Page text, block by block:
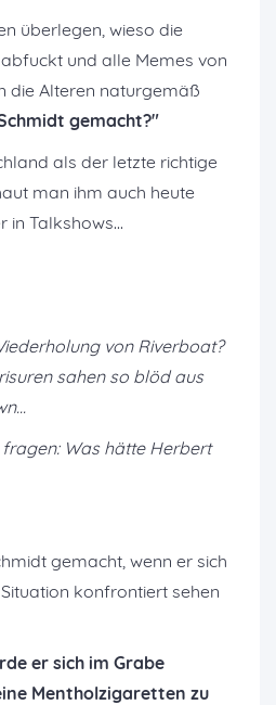
überlegen, wieso die
und alle Memes von
die Alteren naturgemäß
gemacht?"
als der letzte richtige
man ihm auch heute
in Talkshows...
von Riverboat?
sahen so blöd aus
Was hätte Herbert
gemacht, wenn er sich
konfrontiert sehen
er sich im Grabe
Mentholzigaretten zu